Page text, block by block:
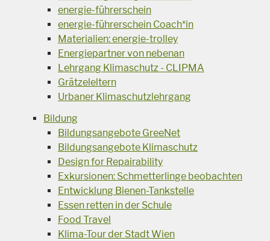
energie-führerschein
energie-führerschein Coach*in
Materialien: energie-trolley
Energiepartner von nebenan
Lehrgang Klimaschutz - CLIPMA
Grätzeleltern
Urbaner Klimaschutzlehrgang
Bildung
Bildungsangebote GreeNet
Bildungsangebote Klimaschutz
Design for Repairability
Exkursionen: Schmetterlinge beobachten
Entwicklung Bienen-Tankstelle
Essen retten in der Schule
Food Travel
Klima-Tour der Stadt Wien